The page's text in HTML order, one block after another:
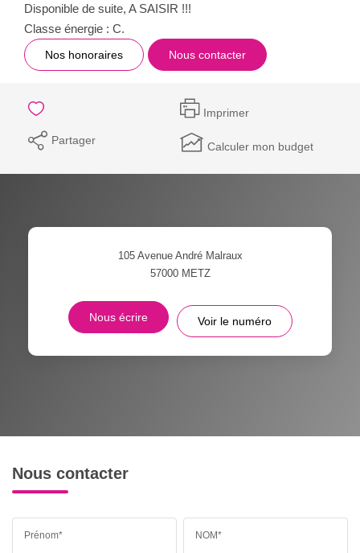
Disponible de suite, A SAISIR !!!
Classe énergie : C.
Nos honoraires Nous contacter
Imprimer
Partager Calculer mon budget
105 Avenue André Malraux
57000 METZ
Nous écrire Voir le numéro
Nous contacter
Prénom* NOM*